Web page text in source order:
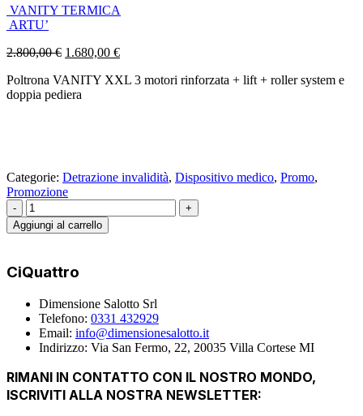
VANITY TERMICA
ARTU’
2.800,00€ Il
originale
era:
1.680,00 €Il
attuale
Poltrona VANITY XXL 3 motori rinforzata + lift + roller system e
doppia pediera
Categorie: Detrazione invalidità, Dispositivo medico, Promo,
Promozione
-
+
Aggiungi al carrello
CiQuattro
Dimensione Salotto Srl
Telefono: 0331 432929
Email: info@dimensionesalotto.it
Indirizzo: Via San Fermo, 22, 20035 Villa Cortese MI
RIMANI IN CONTATTO CON IL NOSTRO MONDO,
ISCRIVITI ALLA NOSTRA NEWSLETTER: